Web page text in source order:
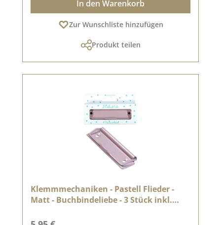
In den Warenkorb
Zur Wunschliste hinzufügen
Produkt teilen
Klemmmechaniken - Pastell Flieder -
Matt - Buchbindeliebe - 3 Stück inkl.